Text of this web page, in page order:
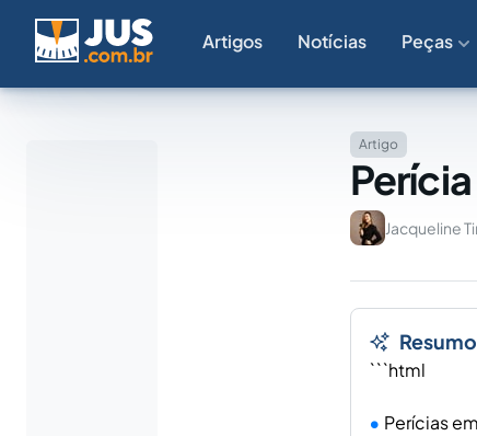
Artigos Notícias Peças
Artigo
Jacqueline
```html
Perícias